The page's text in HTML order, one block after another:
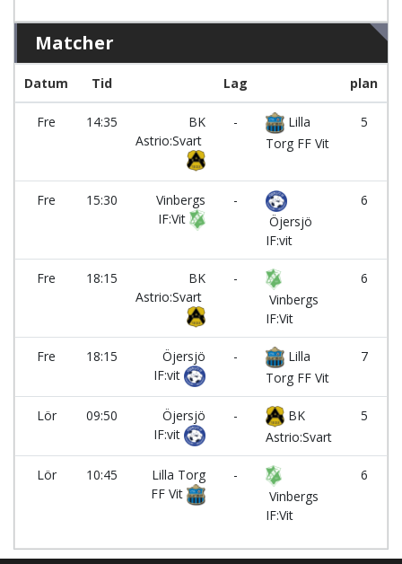
Matcher
Datum Tid Lag plan
Fre 14:35
BK
Astrio:Svart
-
Lilla
Torg FF Vit
5
Fre 15:30
Vinbergs
IF:Vit
-
Öjersjö
IF:vit
6
Fre 18:15
BK
Astrio:Svart
-
Vinbergs
IF:Vit
6
Fre 18:15
Öjersjö
IF:vit
-
Lilla
Torg FF Vit
7
Lör 09:50
Öjersjö
IF:vit
-
BK
Astrio:Svart
5
Lör 10:45
Lilla Torg
FF Vit
-
Vinbergs
IF:Vit
6